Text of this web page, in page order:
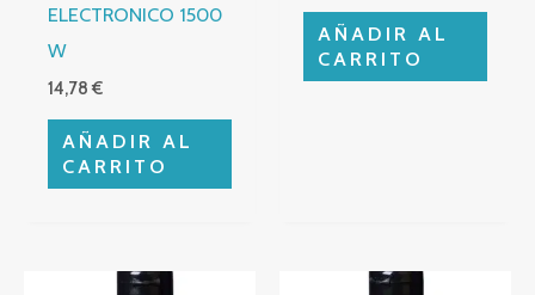
ELECTRONICO 1500
W
14,78€
AÑADIR AL
CARRITO
AÑADIR AL
CARRITO